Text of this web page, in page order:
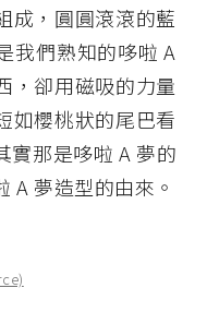
成，圓圓滾滾的藍
我們熟知的哆啦 A
，卻用磁吸的力量
如櫻桃狀的尾巴看
實那是哆啦 A 夢的
A 夢造型的由來。